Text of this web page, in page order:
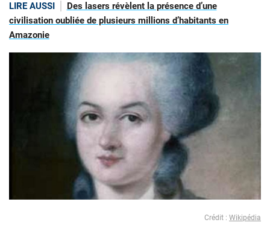
LIRE AUSSI
Des lasers révèlent la présence d’une
civilisation oubliée de plusieurs millions d’habitants en
Amazonie
Crédit : Wikipédia